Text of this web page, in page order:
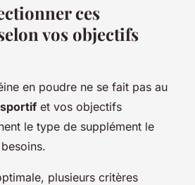
ces
vos objectifs
en poudre ne se fait pas au
et vos objectifs
le type de supplément le
plusieurs critères